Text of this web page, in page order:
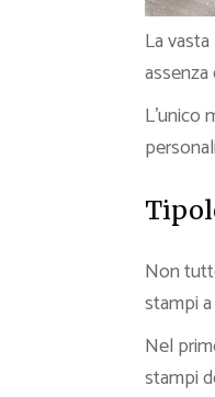
La
L’unico
Non
stampi
Nel
stampi